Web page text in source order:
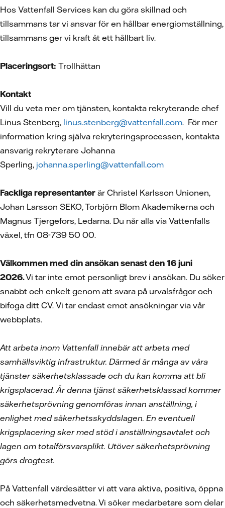
Hos Vattenfall Services kan du göra skillnad och
tillsammans tar vi ansvar för en hållbar energiomställning,
tillsammans ger vi kraft åt ett hållbart liv.
Placeringsort: Trollhättan
Kontakt
Vill du veta mer om tjänsten, kontakta rekryterande chef
Linus Stenberg, linus.stenberg@vattenfall.com. För mer
information kring själva rekryteringsprocessen, kontakta
ansvarig rekryterare Johanna
Sperling, johanna.sperling@vattenfall.com
Fackliga representanter är Christel Karlsson Unionen,
Johan Larsson SEKO, Torbjörn Blom Akademikerna och
Magnus Tjergefors, Ledarna. Du når alla via Vattenfalls
växel, tfn 08-739 50 00.
Välkommen med din ansökan senast den 16 juni
2026.Vi tar inte emot personligt brev i ansökan. Du söker
snabbt och enkelt genom att svara på urvalsfrågor och
bifoga ditt CV. Vi tar endast emot ansökningar via vår
webbplats.
Att arbeta inom Vattenfall innebär att arbeta med
samhällsviktig infrastruktur. Därmed är många av våra
tjänster säkerhetsklassade och du kan komma att bli
krigsplacerad. Är denna tjänst säkerhetsklassad kommer
säkerhetsprövning genomföras innan anställning, i
enlighet med säkerhetsskyddslagen. En eventuell
krigsplacering sker med stöd i anställningsavtalet och
lagen om totalförsvarsplikt. Utöver säkerhetsprövning
görs drogtest.
På Vattenfall värdesätter vi att vara aktiva, positiva, öppna
och säkerhetsmedvetna. Vi söker medarbetare som delar